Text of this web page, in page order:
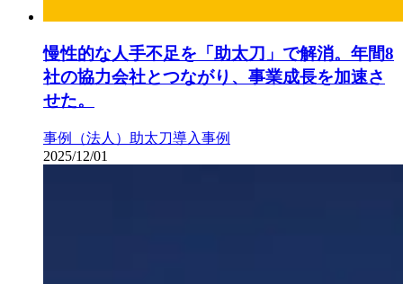
慢性的な人手不足を「助太刀」で解消。年間8
社の協力会社とつながり、事業成長を加速さ
せた。
事例（法人）
助太刀導入事例
2025/12/01